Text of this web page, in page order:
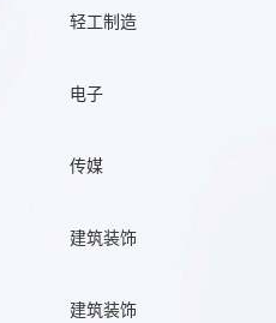
轻工制造
电子
传媒
建筑装饰
建筑装饰